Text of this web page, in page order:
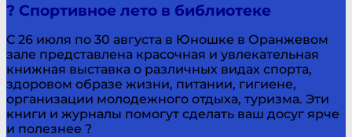
? Спортивное лето в библиотеке
С 26 июля по 30 августа в Юношке в Оранжевом
зале представлена красочная и увлекательная
книжная выставка о различных видах спорта,
здоровом образе жизни, питании, гигиене,
организации молодежного отдыха, туризма. Эти
книги и журналы помогут сделать ваш досуг ярче
и полезнее ?